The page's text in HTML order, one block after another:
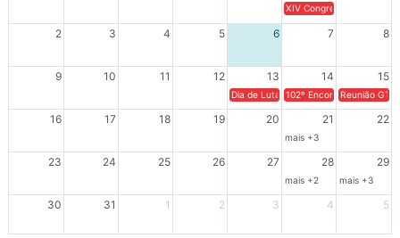
XIV Congresso Brasileiro
2 3 4 5 6 7 8
9 10 11 12 13 14 15
Dia de Luta em Defesa de Cuba e da
102º Encontro da
Reunião
16 17 18 19 20 21 22
mais +3
23 24 25 26 27 28 29
mais +2 mais +3
30 31 1 2 3 4 5